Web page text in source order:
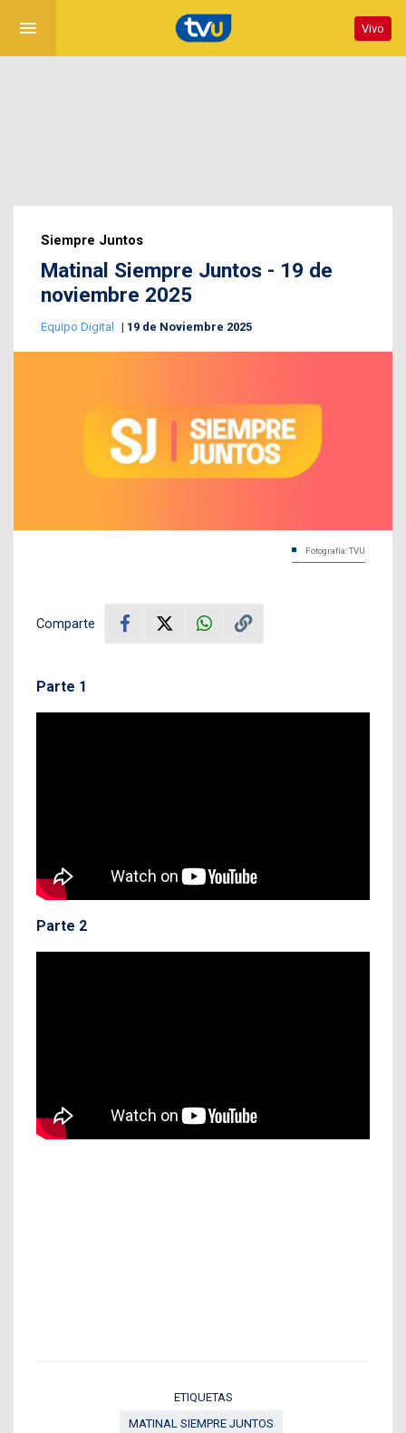
menu Vivo
Siempre Juntos
Matinal Siempre Juntos - 19 de
noviembre 2025
Equipo Digital 19 de Noviembre 2025
Fotografía: TVU
Comparte
Parte 1
Parte 2
ETIQUETAS
MATINAL SIEMPRE JUNTOS